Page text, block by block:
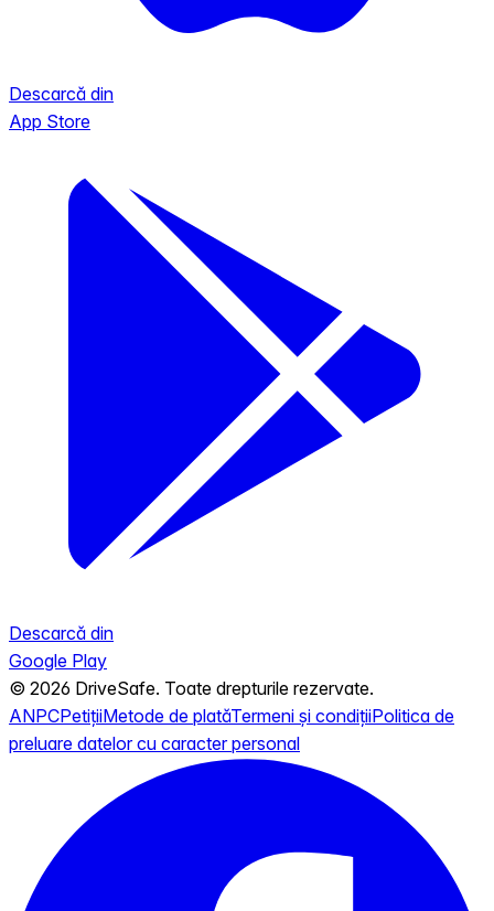
Descarcă din
App Store
Descarcă din
Google Play
© 2026 DriveSafe. Toate drepturile rezervate.
ANPCPetițiiMetode de platăTermeni și condițiiPolitica de
preluare datelor cu caracter personal